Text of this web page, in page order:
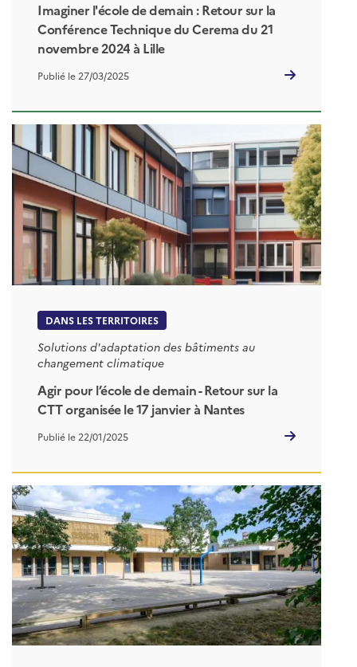
Imaginer l'école de demain : Retour sur la
Conférence Technique du Cerema du 21
novembre 2024 à Lille
Publié le 27/03/2025
DANS LES TERRITOIRES
Solutions d'adaptation des bâtiments au
changement climatique
Agir pour l’école de demain - Retour sur la
CTT organisée le 17 janvier à Nantes
Publié le 22/01/2025